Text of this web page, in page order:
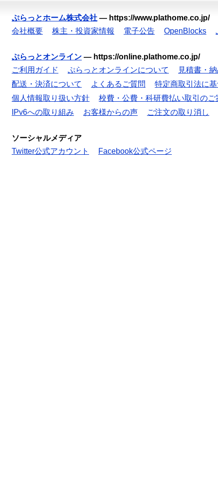
ぷらっとホーム株式会社 — https://www.plathome.co.jp/
会社概要
株主・投資家情報 電子公告 OpenBlocks
ぷらっとオンライン — https://online.plathome.co.jp/
ご利用ガイド
ぷらっとオンラインについて
見積書・
配送・決済について
よくあるご質問
特定商取引法に
個人情報取り扱い方針
校費・公費・科研費払い取引のご
IPv6への取り組み
お客様からの声 ご注文の取り消し
ソーシャルメディア
Twitter公式アカウント
Facebook公式ページ